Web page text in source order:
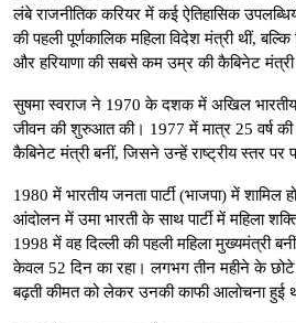
लंबे राजनीतिक करियर में कई ऐतिहासिक
की पहली पूर्णकालिक महिला विदेश मंत्री थीं,
और हरियाणा की सबसे कम उम्र की कैबिनेट मंत्री
सुषमा स्वराज ने 1970 के दशक में अखिल भारतीय
जीवन की शुरुआत की। 1977 में मात्र 25 वर्ष की
कैबिनेट मंत्री बनीं, जिसने उन्हें राष्ट्रीय स्तर पर
1980 में भारतीय जनता पार्टी (भाजपा) में शामिल
आंदोलन में उमा भारती के साथ पार्टी में महिला
1998 में वह दिल्ली की पहली महिला मुख्यमंत्री
केवल 52 दिन का रहा। लगभग तीन महीने के छोटे
बढ़ती कीमत को लेकर उनकी काफी आलोचना हुई